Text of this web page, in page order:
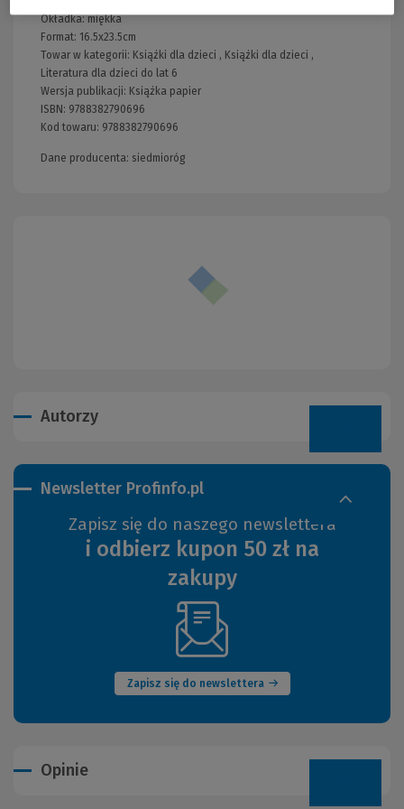
Okładka:miękka
Format: 16.5x23.5cm
Towar w kategorii: Książki dla dzieci , Książki dla dzieci ,
Literatura dla dzieci do lat 6
Wersja publikacji: Książka papier
ISBN: 9788382790696
Kod towaru: 9788382790696
Dane producenta: siedmioróg
Autorzy
Newsletter Profinfo.pl
Zapisz się do naszego newslettera
i odbierz kupon 50 zł na
zakupy
Zapisz się do newslettera
(Nowe
okno)
Opinie